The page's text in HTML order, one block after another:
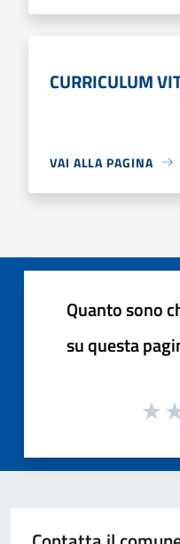
CURRICULUM
VAI ALLA PAGINA
Quanto sono
su questa